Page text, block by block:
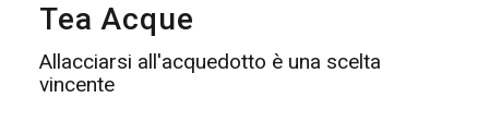
Tea Acque
Allacciarsi all'acquedotto è una scelta
vincente